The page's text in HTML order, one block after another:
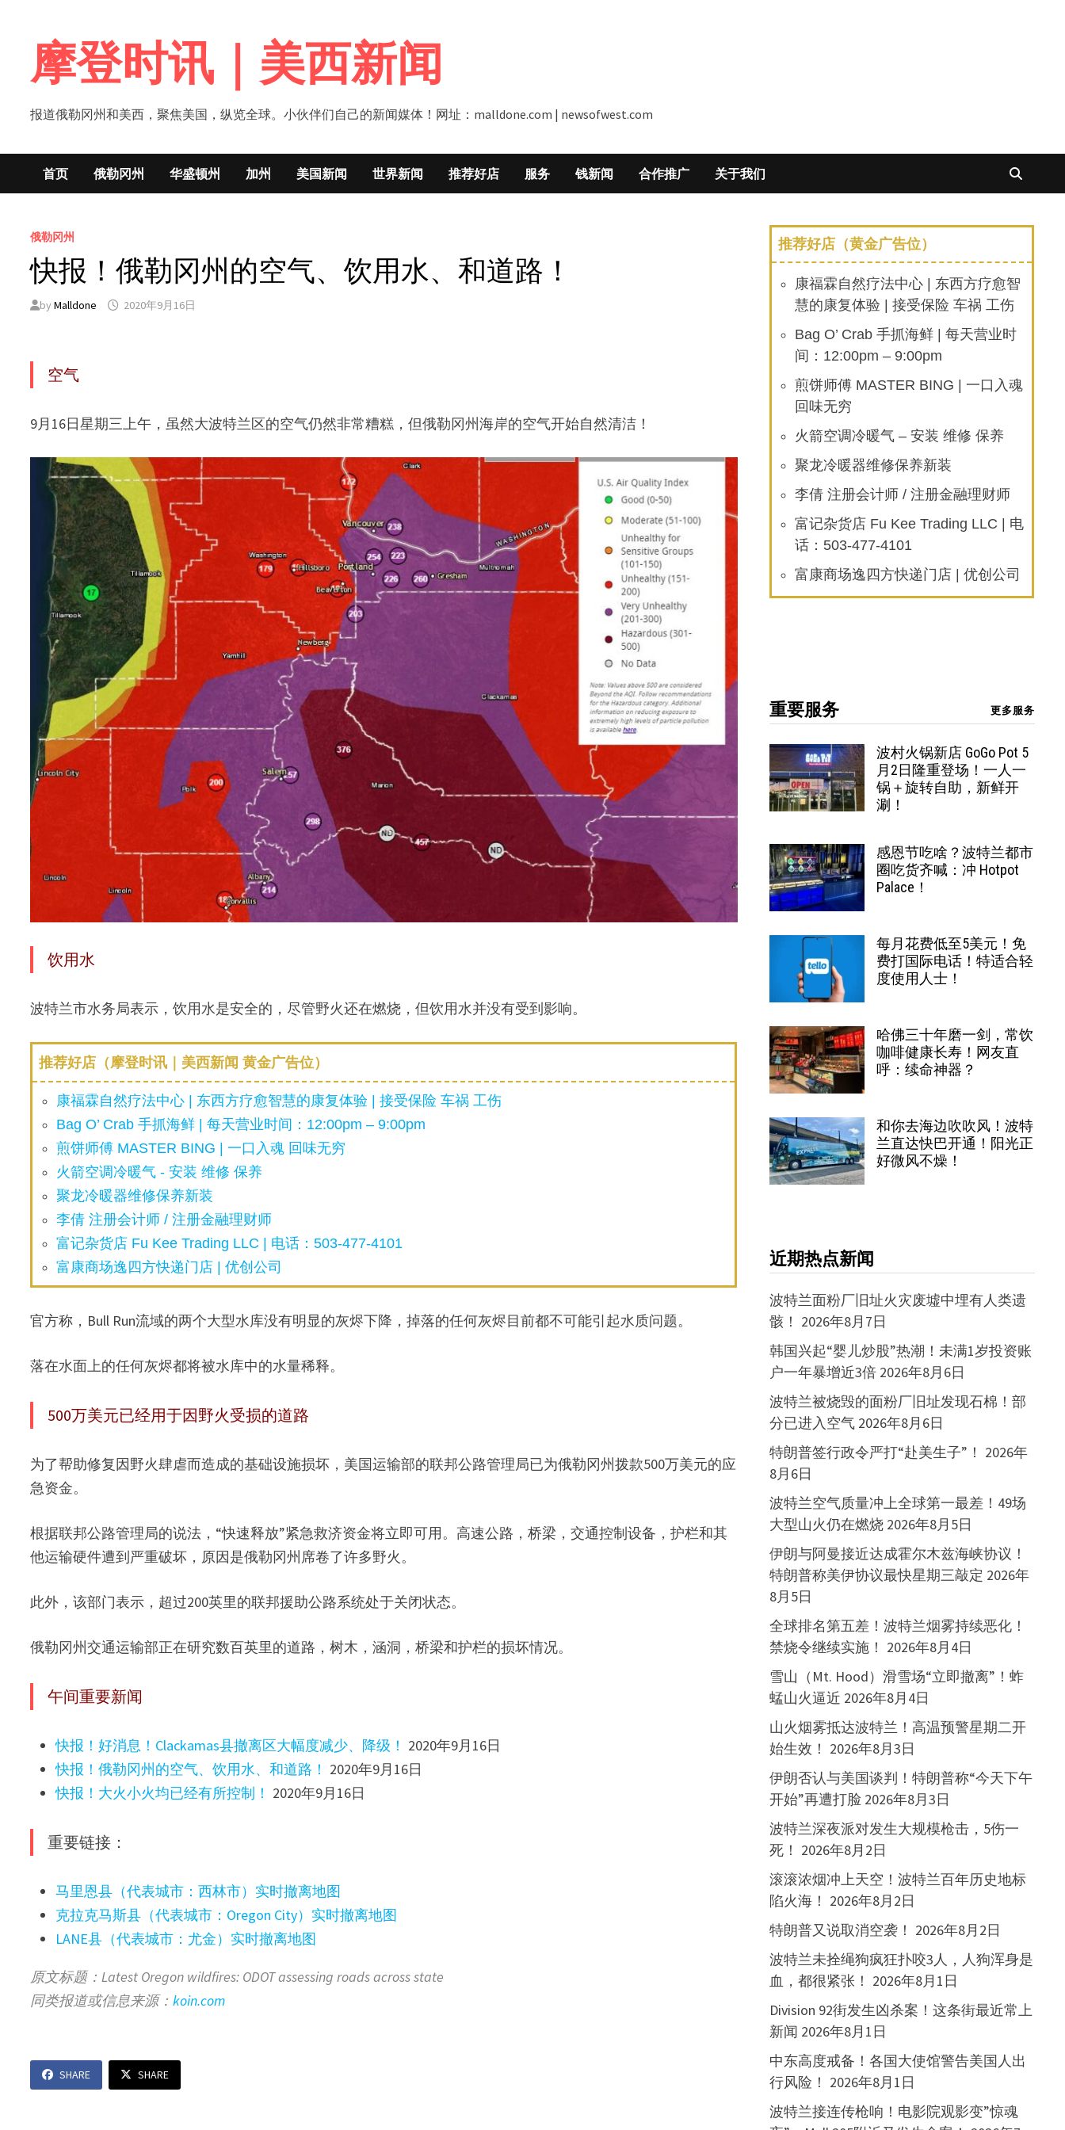
content摩登时讯｜美西新闻
报道俄勒冈州和美西，聚焦美国，纵览全球。小伙伴们自己的新闻媒体！网址：malldone.com | newsofwest.com
首页 俄勒冈州 华盛顿州 加州 美国新闻 世界新闻 推荐好店 服务 钱新闻 合作推广 关于我们
俄勒冈州
快报！俄勒冈州的空气、饮用水、和道路！
byMalldone 2020年9月16日
空气
9月16日星期三上午，虽然大波特兰区的空气仍然非常糟糕，但俄勒冈州海岸的空气开始自然清洁！
饮用水
波特兰市水务局表示，饮用水是安全的，尽管野火还在燃烧，但饮用水并没有受到影响。
推荐好店（摩登时讯｜美西新闻 黄金广告位）
康福霖自然疗法中心 | 东西方疗愈智慧的康复体验 | 接受保险 车祸 工伤
Bag O’ Crab 手抓海鲜 | 每天营业时间：12:00pm – 9:00pm
煎饼师傅 MASTER BING | 一口入魂 回味无穷
火箭空调冷暖气 - 安装 维修 保养
聚龙冷暖器维修保养新装
李倩 注册会计师 / 注册金融理财师
富记杂货店 Fu Kee Trading LLC | 电话：503-477-4101
富康商场逸四方快递门店 | 优创公司
官方称，Bull Run流域的两个大型水库没有明显的灰烬下降，掉落的任何灰烬目前都不可能引起水质问题。
落在水面上的任何灰烬都将被水库中的水量稀释。
500万美元已经用于因野火受损的道路
为了帮助修复因野火肆虐而造成的基础设施损坏，美国运输部的联邦公路管理局已为俄勒冈州拨款500万美元的应
急资金。
根据联邦公路管理局的说法，“快速释放”紧急救济资金将立即可用。高速公路，桥梁，交通控制设备，护栏和其
他运输硬件遭到严重破坏，原因是俄勒冈州席卷了许多野火。
此外，该部门表示，超过200英里的联邦援助公路系统处于关闭状态。
俄勒冈州交通运输部正在研究数百英里的道路，树木，涵洞，桥梁和护栏的损坏情况。
午间重要新闻
快报！好消息！Clackamas县撤离区大幅度减少、降级！ 2020年9月16日
快报！俄勒冈州的空气、饮用水、和道路！ 2020年9月16日
快报！大火小火均已经有所控制！ 2020年9月16日
重要链接：
马里恩县（代表城市：西林市）实时撤离地图
克拉克马斯县（代表城市：Oregon City）实时撤离地图
LANE县（代表城市：尤金）实时撤离地图
原文标题：Latest Oregon wildfires: ODOT assessing roads across state
同类报道或信息来源：koin.com
SHARE SHARE
推荐好店（黄金广告位）
康福霖自然疗法中心 | 东西方疗愈智
慧的康复体验 | 接受保险 车祸 工伤
Bag O’ Crab 手抓海鲜 | 每天营业时
间：12:00pm – 9:00pm
煎饼师傅 MASTER BING | 一口入魂
回味无穷
火箭空调冷暖气 – 安装 维修 保养
聚龙冷暖器维修保养新装
李倩 注册会计师 / 注册金融理财师
富记杂货店 Fu Kee Trading LLC | 电
话：503-477-4101
富康商场逸四方快递门店 | 优创公司
重要服务 更多服务
波村火锅新店 GoGo Pot 5
月2日隆重登场！一人一
锅＋旋转自助，新鲜开
涮！
感恩节吃啥？波特兰都市
圈吃货齐喊：冲 Hotpot
Palace！
每月花费低至5美元！免
费打国际电话！特适合轻
度使用人士！
哈佛三十年磨一剑，常饮
咖啡健康长寿！网友直
呼：续命神器？
和你去海边吹吹风！波特
兰直达快巴开通！阳光正
好微风不燥！
近期热点新闻
波特兰面粉厂旧址火灾废墟中埋有人类遗
骸！ 2026年8月7日
韩国兴起“婴儿炒股”热潮！未满1岁投资账
户一年暴增近3倍 2026年8月6日
波特兰被烧毁的面粉厂旧址发现石棉！部
分已进入空气 2026年8月6日
特朗普签行政令严打“赴美生子”！ 2026年
8月6日
波特兰空气质量冲上全球第一最差！49场
大型山火仍在燃烧 2026年8月5日
伊朗与阿曼接近达成霍尔木兹海峡协议！
特朗普称美伊协议最快星期三敲定 2026年
8月5日
全球排名第五差！波特兰烟雾持续恶化！
禁烧令继续实施！ 2026年8月4日
雪山（Mt. Hood）滑雪场“立即撤离”！蚱
蜢山火逼近 2026年8月4日
山火烟雾抵达波特兰！高温预警星期二开
始生效！ 2026年8月3日
伊朗否认与美国谈判！特朗普称“今天下午
开始”再遭打脸 2026年8月3日
波特兰深夜派对发生大规模枪击，5伤一
死！ 2026年8月2日
滚滚浓烟冲上天空！波特兰百年历史地标
陷火海！ 2026年8月2日
特朗普又说取消空袭！ 2026年8月2日
波特兰未拴绳狗疯狂扑咬3人，人狗浑身是
血，都很紧张！ 2026年8月1日
Division 92街发生凶杀案！这条街最近常上
新闻 2026年8月1日
中东高度戒备！各国大使馆警告美国人出
行风险！ 2026年8月1日
波特兰接连传枪响！电影院观影变”惊魂